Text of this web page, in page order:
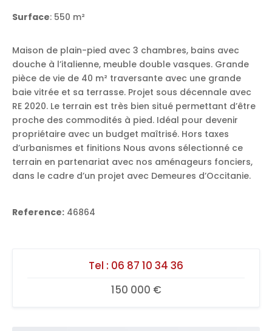
Surface: 550 m²
Maison de plain-pied avec 3 chambres, bains avec
douche à l’italienne, meuble double vasques. Grande
pièce de vie de 40 m² traversante avec une grande
baie vitrée et sa terrasse. Projet sous décennale avec
RE 2020. Le terrain est très bien situé permettant d’être
proche des commodités à pied. Idéal pour devenir
propriétaire avec un budget maîtrisé. Hors taxes
d’urbanismes et finitions Nous avons sélectionné ce
terrain en partenariat avec nos aménageurs fonciers,
dans le cadre d’un projet avec Demeures d’Occitanie.
Reference: 46864
Tel : 06 87 10 34 36
150 000 €